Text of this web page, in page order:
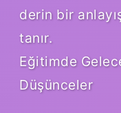
derin bir
tanır.
Eğitimde
Düşünceler